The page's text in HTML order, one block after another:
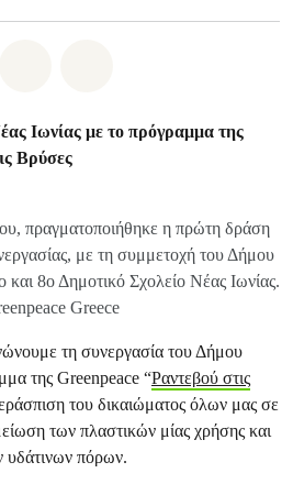
Ιωνίας με το πρόγραμμα της
Βρύσες
πραγματοποιήθηκε η πρώτη δράση
με τη συμμετοχή του Δήμου
8ο Δημοτικό Σχολείο Νέας Ιωνίας.
Greece
τη συνεργασία του Δήμου
της Greenpeace “Ραντεβού στις
του δικαιώματος όλων μας σε
των πλαστικών μίας χρήσης και
υδάτινων πόρων.